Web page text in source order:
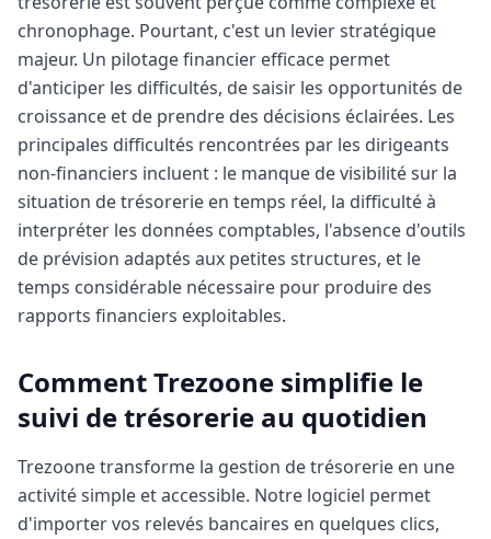
chronophage. Pourtant, c'est un levier stratégique
majeur. Un pilotage financier efficace permet
d'anticiper les difficultés, de saisir les opportunités de
croissance et de prendre des décisions éclairées. Les
principales difficultés rencontrées par les dirigeants
non-financiers incluent : le manque de visibilité sur la
situation de trésorerie en temps réel, la difficulté à
interpréter les données comptables, l'absence d'outils
de prévision adaptés aux petites structures, et le
temps considérable nécessaire pour produire des
rapports financiers exploitables.
Comment Trezoone simplifie le
suivi de trésorerie au quotidien
Trezoone transforme la gestion de trésorerie en une
activité simple et accessible. Notre logiciel permet
d'importer vos relevés bancaires en quelques clics,